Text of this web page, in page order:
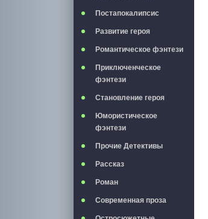
Постапокалипсис
Развитие героя
Романтическое фэнтези
Приключенческое
фэнтези
Становление героя
Юмористическое
фэнтези
Прочие Детективы
Рассказ
Роман
Современная проза